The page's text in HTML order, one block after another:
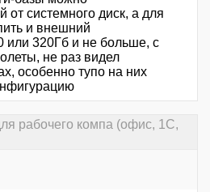
от системного диск, а для
и внешний
320Гб и не больше, с
не раз видел
особенно тупо на них
рабочего компа (офис, 1С,